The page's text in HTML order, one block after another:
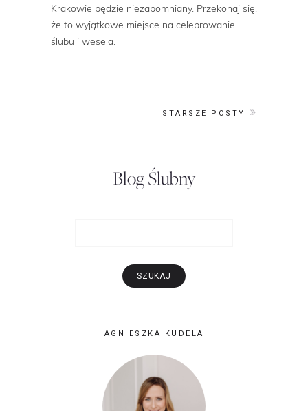
Krakowie będzie niezapomniany. Przekonaj się,
że to wyjątkowe miejsce na celebrowanie
ślubu i wesela.
STARSZE POSTY
Blog Ślubny
AGNIESZKA KUDELA